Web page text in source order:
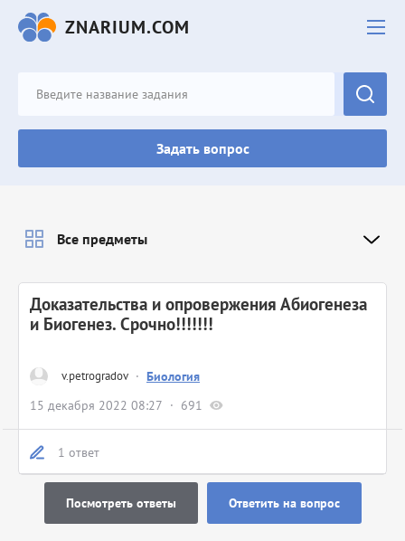
ZNARIUM.COM
Задать вопрос
v.petrogradov · Биология
15 декабря 2022 08:27
691
Доказательства и опровержения Абиогенеза
и Биогенез. Срочно!!!!!!!
1 ответ
Посмотреть ответы Ответить на вопрос
Все предметы